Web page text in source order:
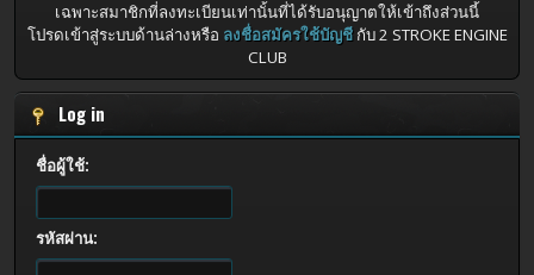
เฉพาะสมาชิกที่ลงทะเบียนเท่านั้นที่ได้รับอนุญาตให้เข้าถึงส่วนนี้
โปรดเข้าสู่ระบบด้านล่างหรือ ลงชื่อสมัครใช้บัญชีกับ 2 STROKE ENGINE
CLUB
Log in
ชื่อผู้ใช้:
รหัสผ่าน: